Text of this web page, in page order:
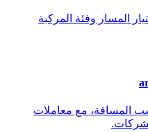
المسار وفئة المركبة
المسافة، مع معاملات